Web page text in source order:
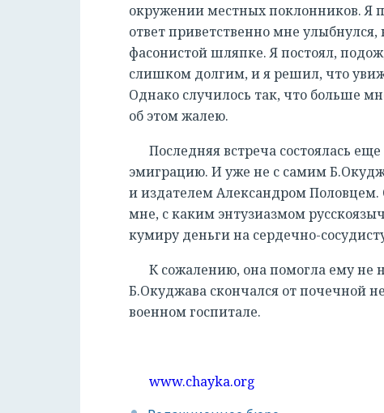
окружении местных поклонников. Я
ответ приветственно мне
фасонистой шляпке. Я постоял,
слишком долгим, и я решил, что
Однако случилось так, что больше
об этом жалею.
Последняя встреча состоялась
эмиграцию. И уже не с самим
и издателем Александром
мне, с каким энтузиазмом
кумиру деньги на сердечно-
К сожалению, она помогла ему не
Б.Окуджава скончался от почечной
военном госпитале.
www.chayka.org